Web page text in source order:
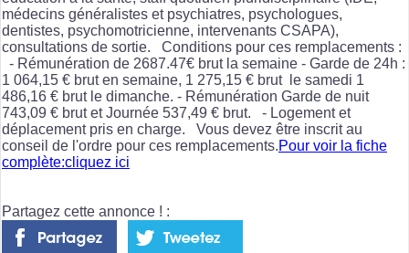
médecins généralistes et psychiatres, psychologues,
dentistes, psychomotricienne, intervenants CSAPA),
consultations de sortie. Conditions pour ces remplacements :
- Rémunération de 2687.47€ brut la semaine - Garde de 24h :
1 064,15 € brut en semaine, 1 275,15 € brut le samedi 1
486,16 € brut le dimanche. - Rémunération Garde de nuit
743,09 € brut et Journée 537,49 € brut. - Logement et
déplacement pris en charge. Vous devez être inscrit au
conseil de l'ordre pour ces remplacements.Pour voir la fiche
complète:cliquez ici
Partagez cette annonce ! :